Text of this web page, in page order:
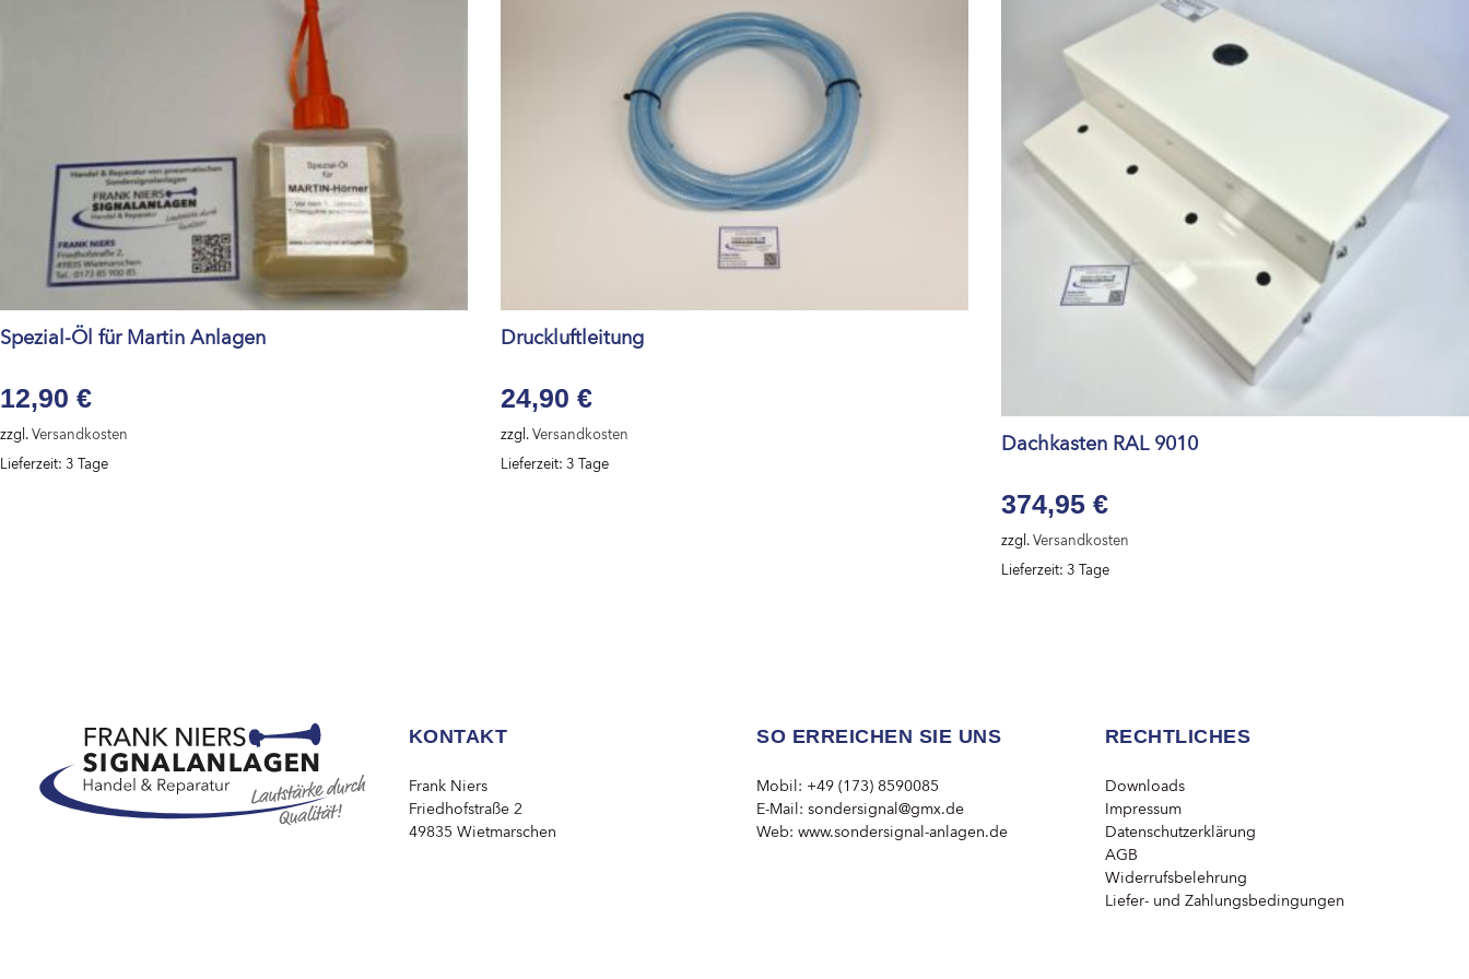
Spezial-Öl für Martin Anlagen
12,90 €
zzgl.Versandkosten
Lieferzeit: 3 Tage
Druckluftleitung
24,90€
zzgl.Versandkosten
Lieferzeit: 3 Tage
Dachkasten RAL 9010
374,95€
zzgl.Versandkosten
Lieferzeit: 3 Tage
KONTAKT
Frank Niers
Friedhofstraße 2
49835 Wietmarschen
SO ERREICHEN SIE UNS
Mobil: +49 (173) 8590085
E-Mail: sondersignal@gmx.de
Web: www.sondersignal-anlagen.de
RECHTLICHES
Downloads
Impressum
Datenschutzerklärung
AGB
Widerrufsbelehrung
Liefer- und Zahlungsbedingungen